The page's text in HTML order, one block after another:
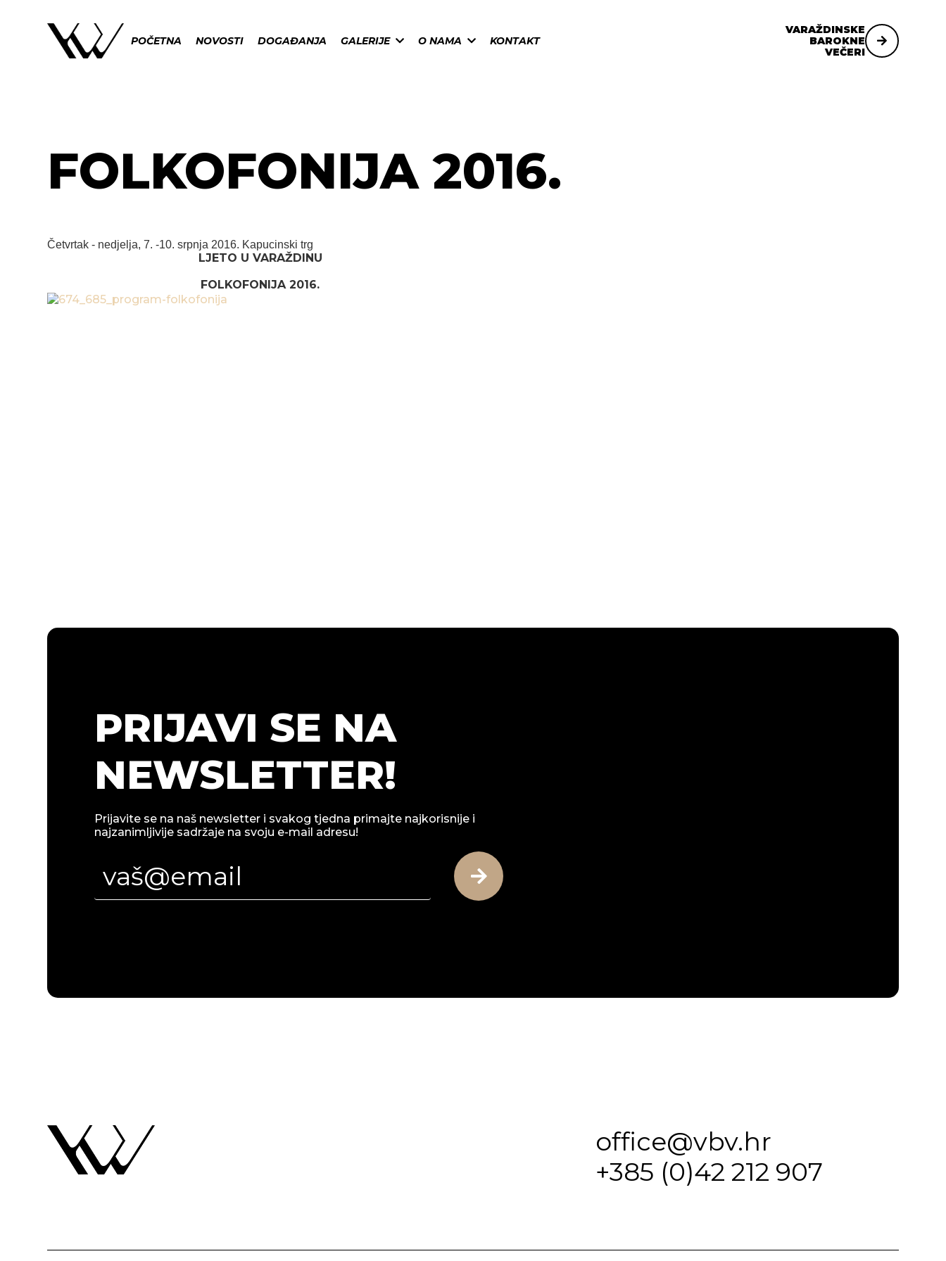
POČETNA NOVOSTI DOGAĐANJA GALERIJE O NAMA KONTAKT
VARAŽDINSKE
BAROKNE
VEČERI
FOLKOFONIJA 2016.
Četvrtak - nedjelja, 7. -10. srpnja 2016. Kapucinski trg
LJETO U VARAŽDINU
FOLKOFONIJA 2016.
PRIJAVI SE NA
NEWSLETTER!
Prijavite se na naš newsletter i svakog tjedna primajte najkorisnije i
najzanimljivije sadržaje na svoju e-mail adresu!
office@vbv.hr
+385 (0)42 212 907